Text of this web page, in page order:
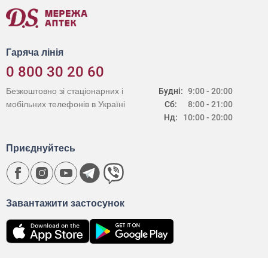
Гаряча лінія
0 800 30 20 60
Будні:
Сб:
Нд:
9:00 - 20:00
8:00 - 21:00
10:00 - 20:00
Безкоштовно зі стаціонарних і
мобільних телефонів в Україні
Завантажити застосунок
Приєднуйтесь